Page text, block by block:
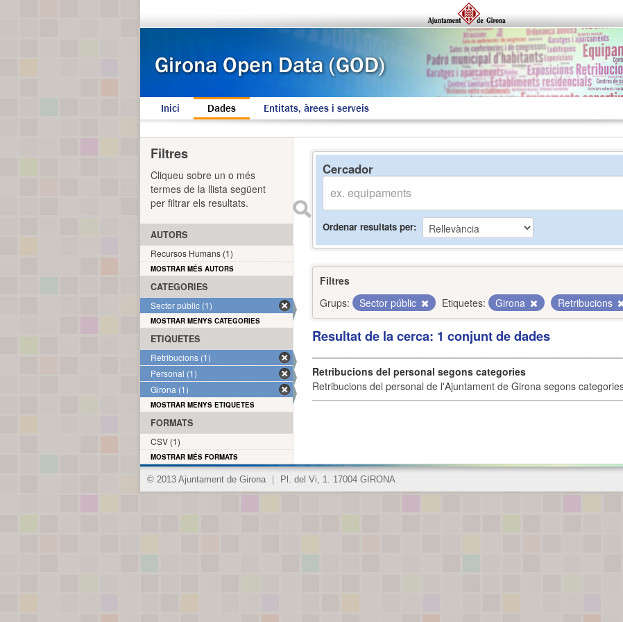
Inici Dades Entitats, àrees i serveis
Cercador
Ordenar resultats per
Filtres
Grups:
Sector públic Etiquetes: Girona Retribucions
Resultat de la cerca: 1 conjunt de dades
Retribucions del personal segons categories
Retribucions del personal de l'Ajuntament de Girona segons
Filtres
Cliqueu sobre un o més
termes de la llista següent
per filtrar els resultats.
AUTORS
Recursos Humans (1)
MOSTRAR MÉS AUTORS
CATEGORIES
Sector públic (1)
MOSTRAR MENYS CATEGORIES
ETIQUETES
Retribucions (1)
Personal (1)
Girona (1)
MOSTRAR MENYS ETIQUETES
FORMATS
CSV (1)
MOSTRAR MÉS FORMATS
© 2013 Ajuntament de Girona Pl. del Vi, 1. 17004 GIRONA